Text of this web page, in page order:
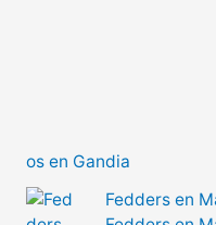
os en Gandia
Fedders en